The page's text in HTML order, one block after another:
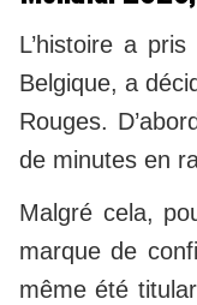
L’histoire a
Belgique, a
Rouges.
de minutes en
Malgré cela,
marque de
même été